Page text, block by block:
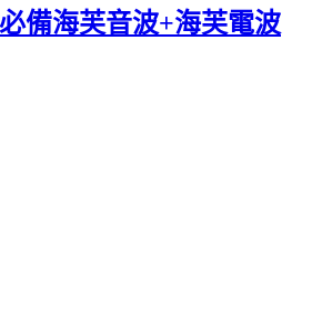
備海芙音波+海芙電波